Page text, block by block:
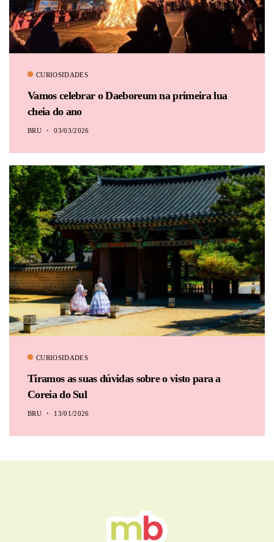
CURIOSIDADES
Vamos celebrar o Daeboreum na primeira lua
cheia do ano
BRU 03/03/2026
CURIOSIDADES
Tiramos as suas dúvidas sobre o visto para a
Coreia do Sul
BRU 13/01/2026